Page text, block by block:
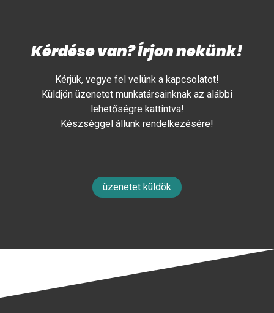
Kérdése van? Írjon nekünk!
Kérjük, vegye fel velünk a kapcsolatot!
Küldjön üzenetet munkatársainknak az alábbi
lehetőségre kattintva!
Készséggel állunk rendelkezésére!
üzenetet küldök